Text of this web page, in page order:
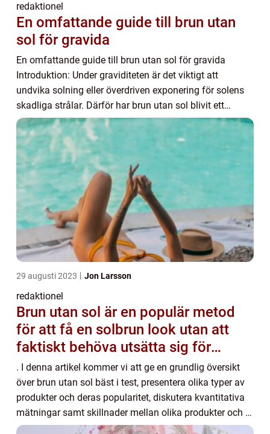
redaktionel
En omfattande guide till brun utan
sol för gravida
En omfattande guide till brun utan sol för gravida
Introduktion: Under graviditeten är det viktigt att
undvika solning eller överdriven exponering för solens
skadliga strålar. Därför har brun utan sol blivit ett
populärt alternativ för gravida kvinno...
29 augusti 2023 Jon Larsson
redaktionel
Brun utan sol är en populär metod
för att få en solbrun look utan att
faktiskt behöva utsätta sig för
solens skadliga strålar
. I denna artikel kommer vi att ge en grundlig översikt
över brun utan sol bäst i test, presentera olika typer av
produkter och deras popularitet, diskutera kvantitativa
mätningar samt skillnader mellan olika produkter och ta
en historisk genomgång a...